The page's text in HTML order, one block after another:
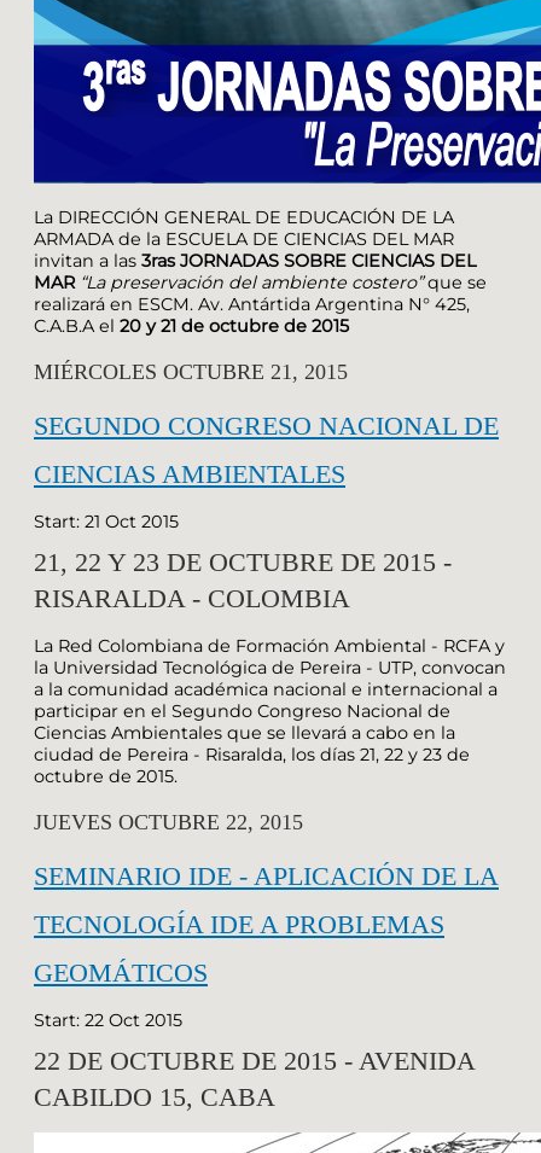
La DIRECCIÓN GENERAL DE EDUCACIÓN DE LA
ARMADA de la ESCUELA DE CIENCIAS DEL MAR
invitan a las 3ras JORNADAS SOBRE CIENCIAS DEL
MAR“La preservación del ambiente costero”que se
realizará en ESCM. Av. Antártida Argentina N° 425,
C.A.B.A el 20 y 21 de octubre de 2015
MIÉRCOLES OCTUBRE 21, 2015
SEGUNDO CONGRESO NACIONAL DE
CIENCIAS AMBIENTALES
Start: 21 Oct 2015
21, 22 Y 23 DE OCTUBRE DE 2015 -
RISARALDA - COLOMBIA
La Red Colombiana de Formación Ambiental - RCFA y
la Universidad Tecnológica de Pereira - UTP, convocan
a la comunidad académica nacional e internacional a
participar en el Segundo Congreso Nacional de
Ciencias Ambientales que se llevará a cabo en la
ciudad de Pereira - Risaralda, los días 21, 22 y 23 de
octubre de 2015.
JUEVES OCTUBRE 22, 2015
SEMINARIO IDE - APLICACIÓN DE LA
TECNOLOGÍA IDE A PROBLEMAS
GEOMÁTICOS
Start: 22 Oct 2015
22 DE OCTUBRE DE 2015 - AVENIDA
CABILDO 15, CABA